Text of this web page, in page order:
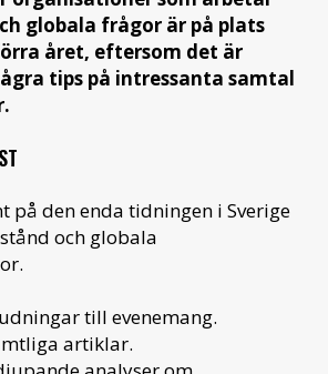
globala frågor är på plats
året, eftersom det är
tips på intressanta samtal
på den enda tidningen i Sverige
och globala
till evenemang.
artiklar.